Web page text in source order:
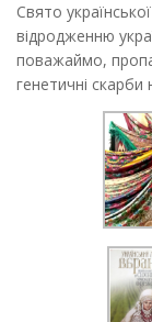
Свято
відродженню
поважаймо,
генетичні